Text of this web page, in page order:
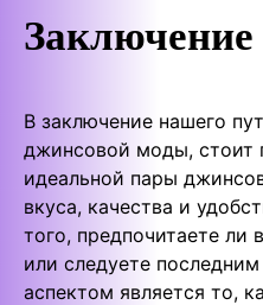
Заключение
В заключение нашего
джинсовой моды, стоит
идеальной пары
вкуса, качества и
того, предпочитаете ли
или следуете
аспектом является то,